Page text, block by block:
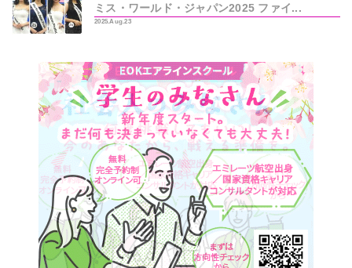
ミス・ワールド・ジャパン2025 ファイ...
2025.Aug.23